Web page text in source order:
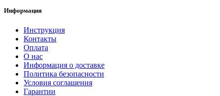
Информация
Инструкция
Контакты
Оплата
О нас
Информация о доставке
Политика безопасности
Условия соглашения
Гарантии